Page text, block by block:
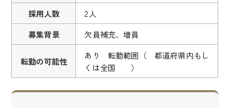
採用人数
2人
募集背景
欠員補充、増員
転勤の可能性
あり 転勤範囲（ 都道府県内もし
くは全国 ）